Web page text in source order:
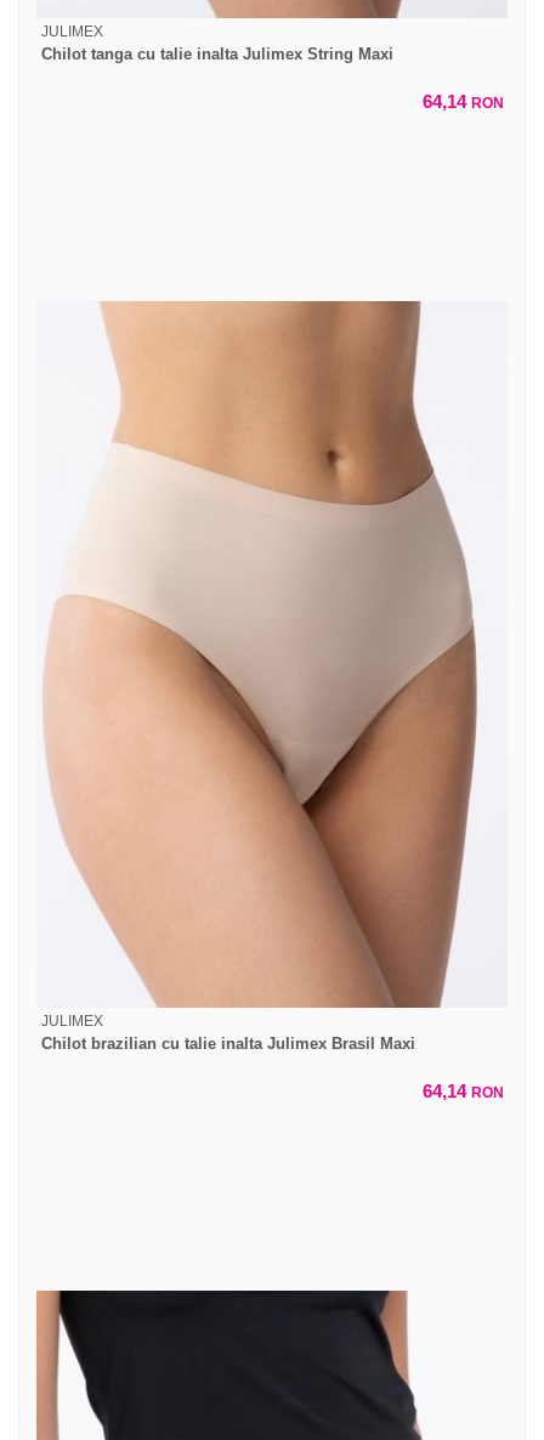
JULIMEX
Chilot tanga cu talie inalta Julimex String Maxi
64,14 RON
JULIMEX
Chilot brazilian cu talie inalta Julimex Brasil Maxi
64,14 RON